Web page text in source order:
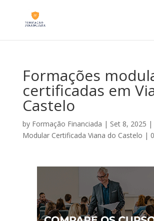
Formações
certificadas em
Castelo
by Formação Financiada | Set 8, 2025 |
Modular Certificada Viana do Castelo |